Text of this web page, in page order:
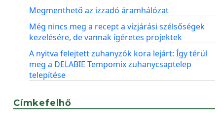
Megmenthető az izzadó áramhálózat
Még nincs meg a recept a vízjárási szélsőségek
kezelésére, de vannak ígéretes projektek
A nyitva felejtett zuhanyzók kora lejárt: Így térül
meg a DELABIE Tempomix zuhanycsaptelep
telepítése
Címkefelhő